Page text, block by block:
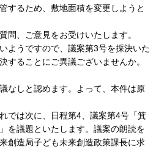
するため、敷地面積を変更しようと
問、ご意見をお受けいたします。
ようですので、議案第3号を採決いた
することにご異議ございませんか。
なしと認めます。よって、本件は原
では次に、日程第4、議案第4号「箕
を議題といたします。議案の朗読を
創造局子ども未来創造政策課長に求